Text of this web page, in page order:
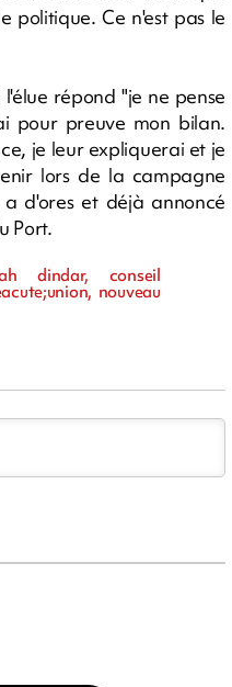
politique. Ce n'est pas le
répond "je ne pense
pour preuve mon bilan.
je leur expliquerai et je
lors de la campagne
d'ores et déjà annoncé
Port.
dindar, conseil
nouveau